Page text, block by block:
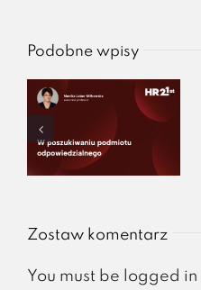
Podobne wpisy
Zostaw komentarz
You must be logged in